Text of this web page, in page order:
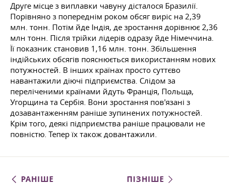
Друге місце з виплавки чавуну дісталося Бразилії.
Порівняно з попереднім роком обсяг виріс на 2,39
млн. тонн. Потім йде Індія, де зростання дорівнює 2,36
млн тонн. Після трійки лідерів одразу йде Німеччина.
Її показник становив 1,16 млн. тонн. Збільшення
індійських обсягів пояснюється використанням нових
потужностей. В інших країнах просто суттєво
навантажили діючі підприємства. Слідом за
переліченими країнами йдуть Франція, Польща,
Угорщина та Сербія. Вони зростання пов'язані з
дозавантаженням раніше зупинених потужностей.
Крім того, деякі підприємства раніше працювали не
повністю. Тепер їх також довантажили.
РАНІШЕ ПІЗНІШЕ